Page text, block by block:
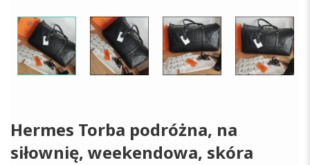
Hermes Torba podróżna, na
siłownię, weekendowa, skóra